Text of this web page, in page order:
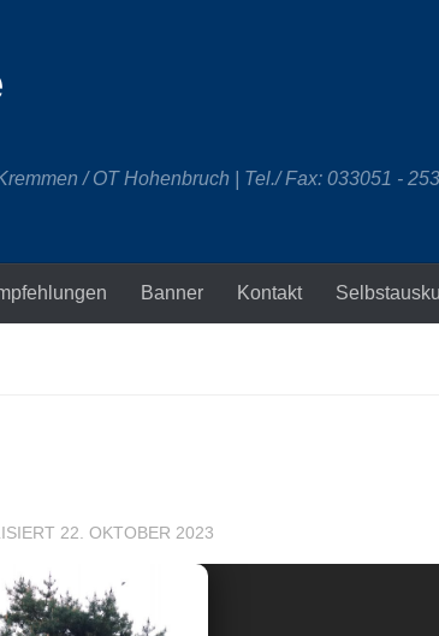
/ OT Hohenbruch | Tel./ Fax: 033051 -
Banner Kontakt
22. OKTOBER 2023